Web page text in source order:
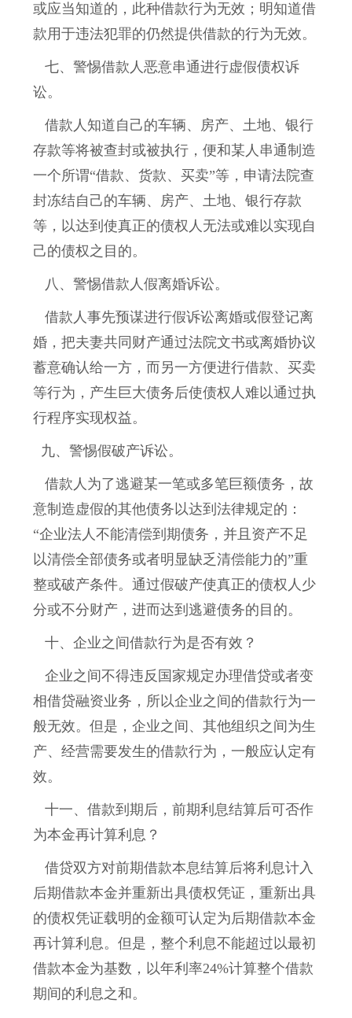
或应当知道的，此种借款行为无效；明知道借
款用于违法犯罪的仍然提供借款的行为无效。
七、警惕借款人恶意串通进行虚假债权诉
讼。
借款人知道自己的车辆、房产、土地、银行
存款等将被查封或被执行，便和某人串通制造
一个所谓“借款、货款、买卖”等，申请法院查
封冻结自己的车辆、房产、土地、银行存款
等，以达到使真正的债权人无法或难以实现自
己的债权之目的。
八、警惕借款人假离婚诉讼。
借款人事先预谋进行假诉讼离婚或假登记离
婚，把夫妻共同财产通过法院文书或离婚协议
蓄意确认给一方，而另一方便进行借款、买卖
等行为，产生巨大债务后使债权人难以通过执
行程序实现权益。
九、警惕假破产诉讼。
借款人为了逃避某一笔或多笔巨额债务，故
意制造虚假的其他债务以达到法律规定的：
“企业法人不能清偿到期债务，并且资产不足
以清偿全部债务或者明显缺乏清偿能力的”重
整或破产条件。通过假破产使真正的债权人少
分或不分财产，进而达到逃避债务的目的。
十、企业之间借款行为是否有效？
企业之间不得违反国家规定办理借贷或者变
相借贷融资业务，所以企业之间的借款行为一
般无效。但是，企业之间、其他组织之间为生
产、经营需要发生的借款行为，一般应认定有
效。
十一、借款到期后，前期利息结算后可否作
为本金再计算利息？
借贷双方对前期借款本息结算后将利息计入
后期借款本金并重新出具债权凭证，重新出具
的债权凭证载明的金额可认定为后期借款本金
再计算利息。但是，整个利息不能超过以最初
借款本金为基数，以年利率24%计算整个借款
期间的利息之和。